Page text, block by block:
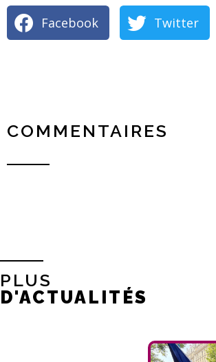
Facebook Twitter
COMMENTAIRES
PLUS
D'ACTUALITÉS